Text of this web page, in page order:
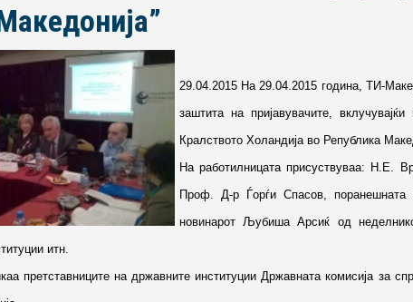
29.04.2015 На 29.04.2015 година, ТИ-
заштита на пријавувачите,
Кралството Холандија во Република
На работилницата присуствуваа: Н.Е.
Проф. Д-р Ѓорѓи Спасов, поранешната
новинарот Љубиша Арсиќ од
итн.
претставниците на државните институции Државната комисија за